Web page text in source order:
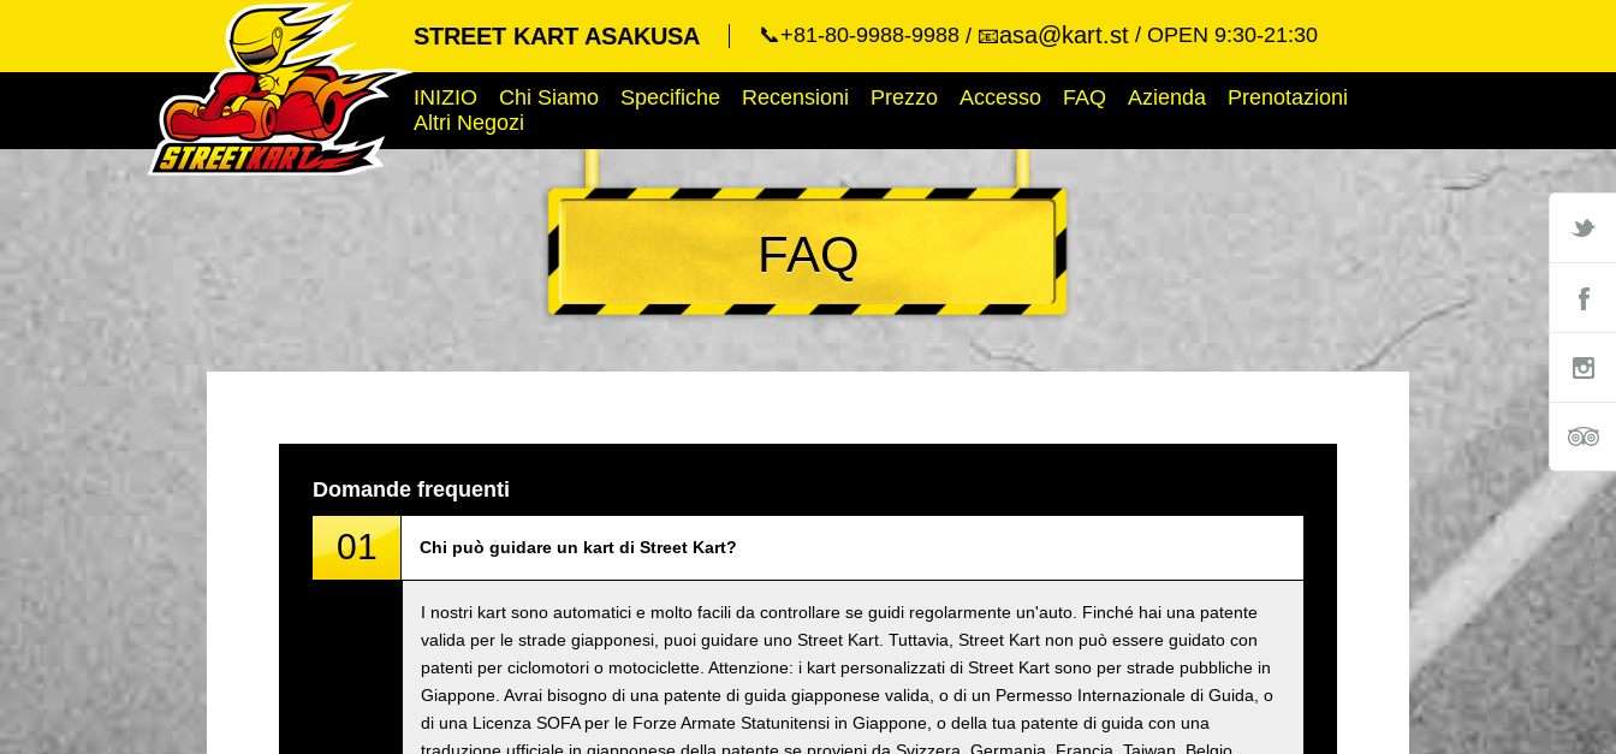
STREET KART ASAKUSA 📞+81-80-9988-9988 📧asa@kart.st OPEN 9:30-21:30
INIZIO Chi Siamo Specifiche Recensioni Prezzo Accesso FAQ Azienda
Prenotazioni
Altri Negozi
FAQ
Domande frequenti
01 Chi può guidare un kart di Street Kart?
I nostri kart sono automatici e molto facili da controllare se guidi regolarmente un'auto. Finché hai una patente
valida per le strade giapponesi, puoi guidare uno Street Kart. Tuttavia, Street Kart non può essere guidato con
patenti per ciclomotori o motociclette. Attenzione: i kart personalizzati di Street Kart sono per strade pubbliche in
Giappone. Avrai bisogno di una patente di guida giapponese valida, o di un Permesso Internazionale di Guida, o
di una Licenza SOFA per le Forze Armate Statunitensi in Giappone, o della tua patente di guida con una